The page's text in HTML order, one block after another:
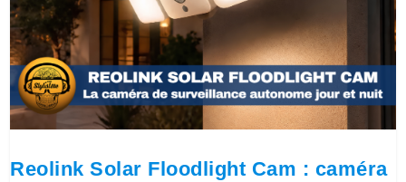
Reolink Solar Floodlight Cam : caméra